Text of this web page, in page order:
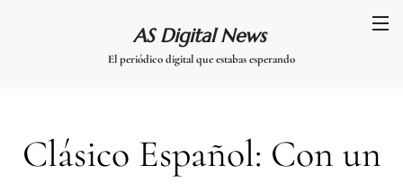
AS Digital News
El periódico digital que estabas esperando
Clásico Español: Con un